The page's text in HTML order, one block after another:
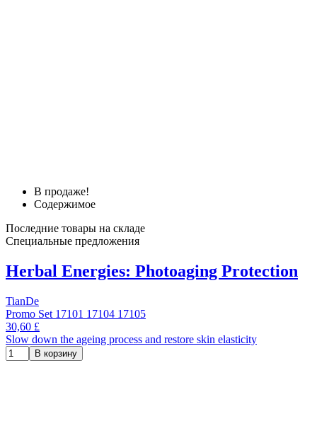
В продаже!
Содержимое
Последние товары на складе
Специальные предложения
Herbal Energies: Photoaging Protection
TianDe
Promo Set 17101 17104 17105
30,60 £
Slow down the ageing process and restore skin elasticity
В корзину